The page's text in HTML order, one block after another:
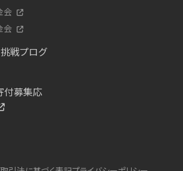
会
会
戦プログ
付募集応